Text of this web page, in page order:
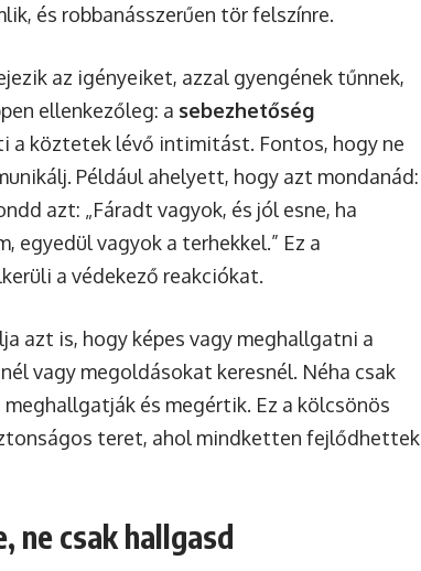
és robbanásszerűen tör felszínre.
az igényeiket, azzal gyengének tűnnek,
ellenkezőleg: a sebezhetőség
a köztetek lévő intimitást. Fontos, hogy ne
Például ahelyett, hogy azt mondanád:
azt: „Fáradt vagyok, és jól esne, ha
egyedül vagyok a terhekkel.” Ez a
a védekező reakciókat.
azt is, hogy képes vagy meghallgatni a
vagy megoldásokat keresnél. Néha csak
és megértik. Ez a kölcsönös
teret, ahol mindketten fejlődhettek
ne csak hallgasd